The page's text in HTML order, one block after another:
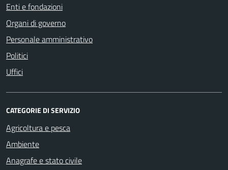
Enti e fondazioni
Organi di governo
Personale amministrativo
Politici
Uffici
CATEGORIE DI SERVIZIO
Agricoltura e pesca
Ambiente
Anagrafe e stato civile